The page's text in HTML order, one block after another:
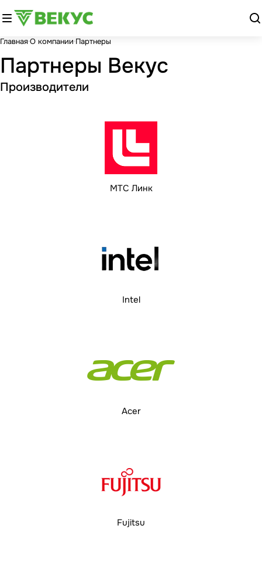
Главная О компании Партнеры
Партнеры Векус
Производители
МТС Линк
Intel
Acer
Fujitsu